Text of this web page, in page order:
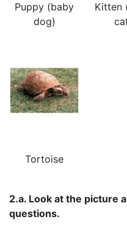
Puppy (baby
dog)
Kitten
Tortoise
2.a. Look at the picture
questions.